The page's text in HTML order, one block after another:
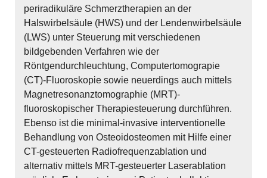
periradikuläre Schmerztherapien an der
Halswirbelsäule (HWS) und der Lendenwirbelsäule
(LWS) unter Steuerung mit verschiedenen
bildgebenden Verfahren wie der
Röntgendurchleuchtung, Computertomograpie
(CT)-Fluoroskopie sowie neuerdings auch mittels
Magnetresonanztomographie (MRT)-
fluoroskopischer Therapiesteuerung durchführen.
Ebenso ist die minimal-invasive interventionelle
Behandlung von Osteoidosteomen mit Hilfe einer
CT-gesteuerten Radiofrequenzablation und
alternativ mittels MRT-gesteuerter Laserablation